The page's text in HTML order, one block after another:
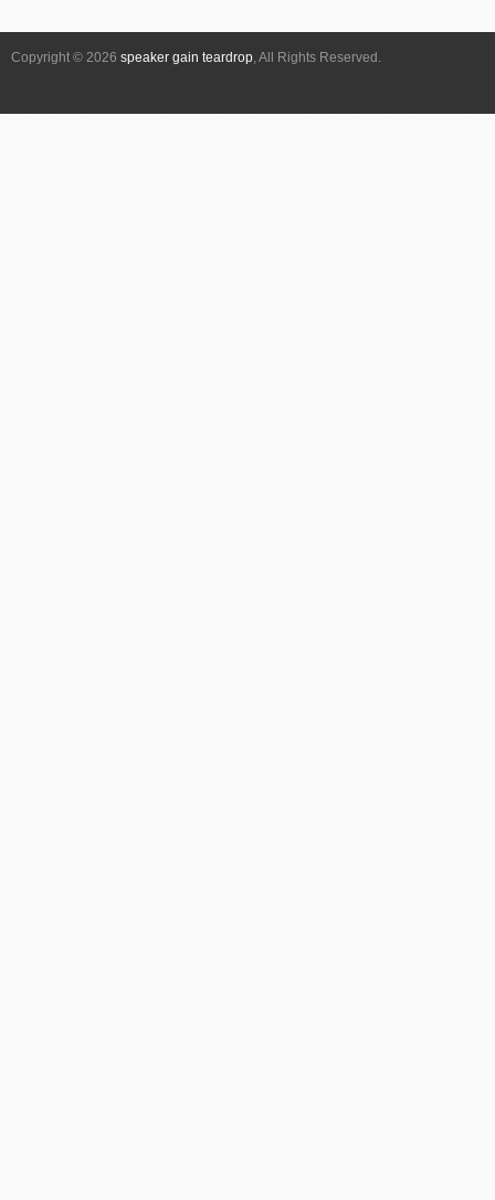
ー
シ
ン
Copyright © 2026 speaker gain teardrop, All Rights Reserved.